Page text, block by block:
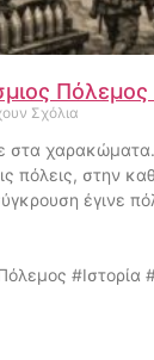
Πόλεμος
Σχόλια
στα χαρακώματα.
πόλεις, στην
έγινε
#Ιστορία